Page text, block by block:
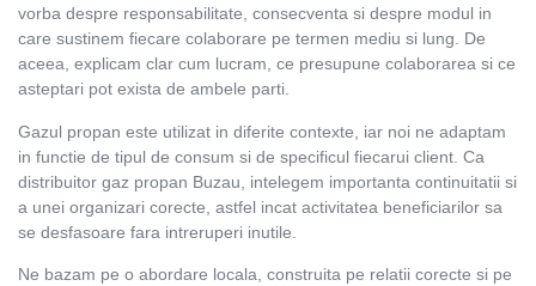
vorba despre responsabilitate, consecventa si despre modul in
care sustinem fiecare colaborare pe termen mediu si lung. De
aceea, explicam clar cum lucram, ce presupune colaborarea si ce
asteptari pot exista de ambele parti.
Gazul propan este utilizat in diferite contexte, iar noi ne adaptam
in functie de tipul de consum si de specificul fiecarui client. Ca
distribuitor gaz propan Buzau, intelegem importanta continuitatii si
a unei organizari corecte, astfel incat activitatea beneficiarilor sa
se desfasoare fara intreruperi inutile.
Ne bazam pe o abordare locala, construita pe relatii corecte si pe